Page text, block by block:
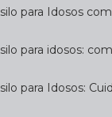
Asilo para Idosos
Asilo para idosos:
Asilo para Idosos: